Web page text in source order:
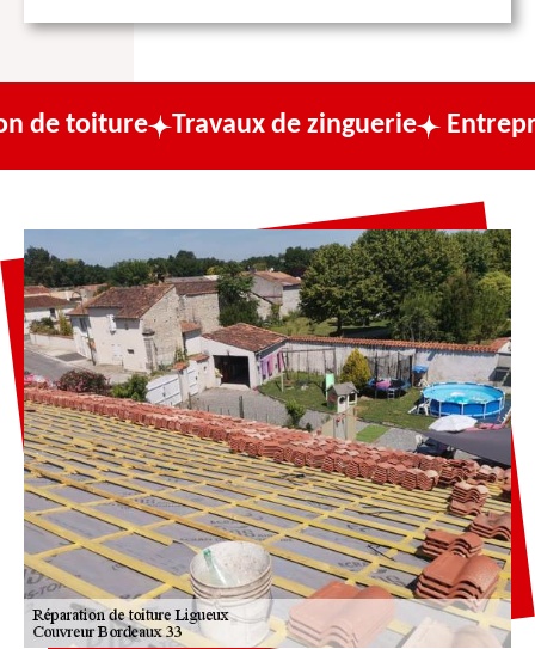
Travaux de zinguerie Entreprise de